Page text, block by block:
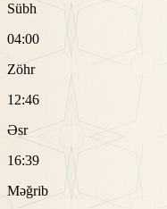
Sübh
04:00
Zöhr
12:46
Əsr
16:39
Məğrib